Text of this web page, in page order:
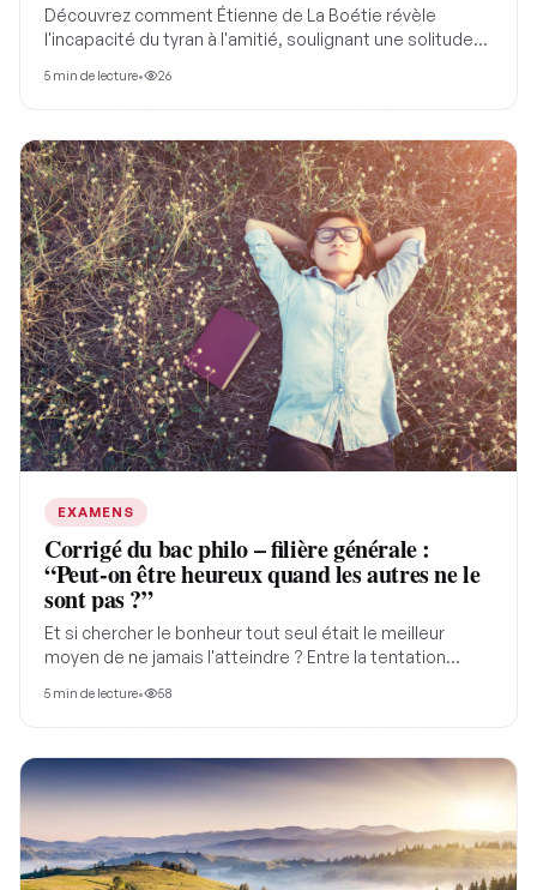
Découvrez comment Étienne de La Boétie révèle
l'incapacité du tyran à l'amitié, soulignant une solitude
la critique politique.
5 min de lecture• 26
EXAMENS
Corrigé du bac philo – filière générale :
“Peut-on être heureux quand les autres ne le
sont pas ?”
Et si chercher le bonheur tout seul était le meilleur
moyen de ne jamais l'atteindre ? Entre la tentation
porosité de notre sensibilité humaine, la philosophie
d'être heureux. Peut-on être heureux quand les autres
ne le sont pas? Comment dépasser la culpabilité et
transformer notre malaise face à la souffrance d'autrui
en un puissant moteur d'action collective.
5 min de lecture• 58